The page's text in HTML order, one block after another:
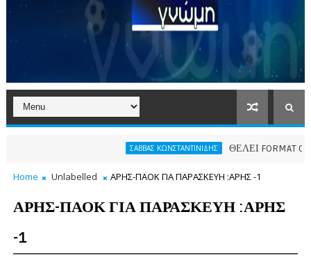
ΣΑΒΒΑΣ ΚΩΝΣΤΑΝΤΙΝΙΔΗΣ ΘΕΛΕΙ FORMAT O ΑΡΗΣ
Home Unlabelled ΑΡΗΣ-ΠΑΟΚ ΓΙΑ ΠΑΡΑΣΚΕΥΗ :ΑΡΗΣ -1
ΑΡΗΣ-ΠΑΟΚ ΓΙΑ ΠΑΡΑΣΚΕΥΗ :ΑΡΗΣ
-1